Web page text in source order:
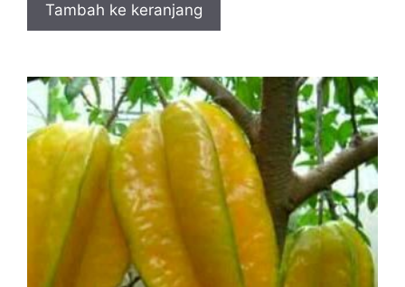
Tambah ke keranjang